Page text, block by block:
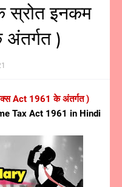
इनकम
)
Act 1961 के अंतर्गत )
Tax Act 1961 in Hindi